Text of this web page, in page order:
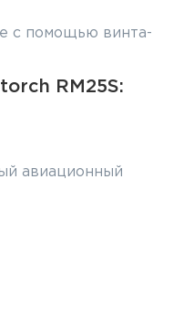
с помощью винта-
RM25S:
авиационный